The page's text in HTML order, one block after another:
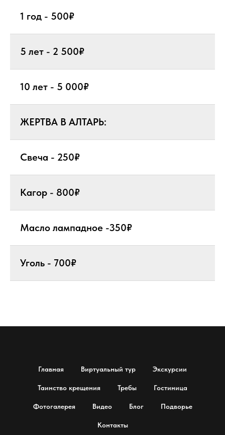
1 год - 500₽
5 лет - 2 500₽
10 лет - 5 000₽
ЖЕРТВА В АЛТАРЬ:
Свеча - 250₽
Кагор - 800₽
Масло лампадное -350₽
Уголь - 700₽
Главная Виртуальный тур Экскурсии
Таинство крещения Требы Гостиница
Фотогалерея Видео Блог Подворье
Контакты